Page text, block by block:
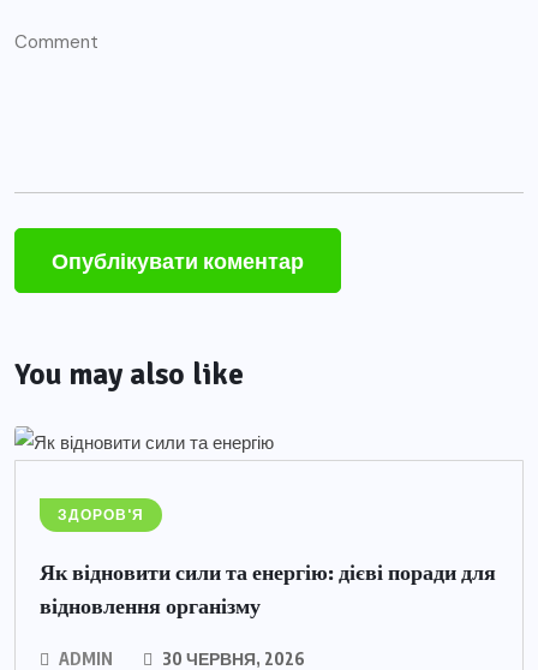
You may also like
ЗДОРОВ'Я
Як відновити сили та енергію: дієві поради для
відновлення організму
ADMIN 30 ЧЕРВНЯ, 2026